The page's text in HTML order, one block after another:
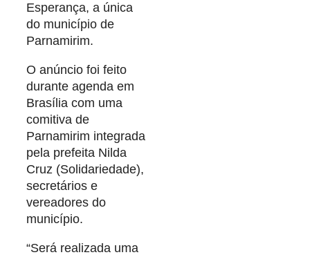
Esperança, a única
do município de
Parnamirim.
O anúncio foi feito
durante agenda em
Brasília com uma
comitiva de
Parnamirim integrada
pela prefeita Nilda
Cruz (Solidariedade),
secretários e
vereadores do
município.
“Será realizada uma